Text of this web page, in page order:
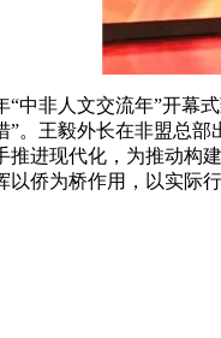
“中非人文交流年”开幕
。王毅外长在非盟总
进现代化，为推动构
侨为桥作用，以实际